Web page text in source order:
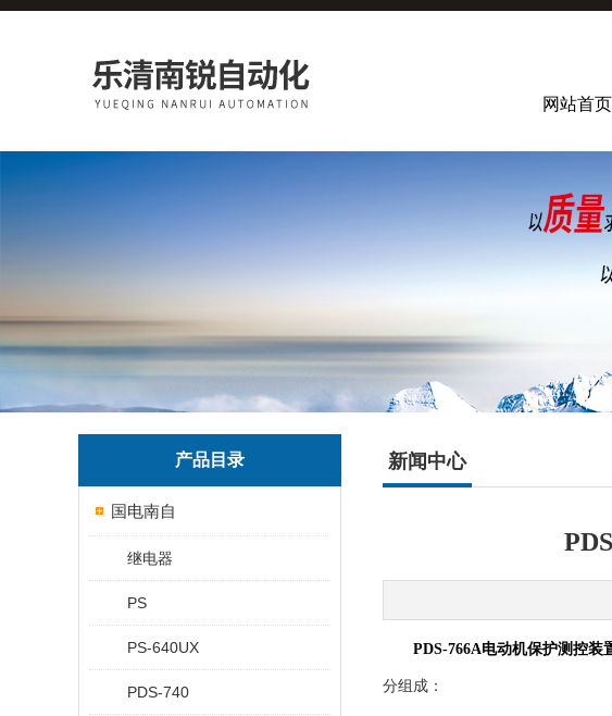
网站首页
产品目录
国电南自
继电器
PS
PS-640UX
PDS-740
新闻中心
PDS-766A电动机保护测控装
分组成：